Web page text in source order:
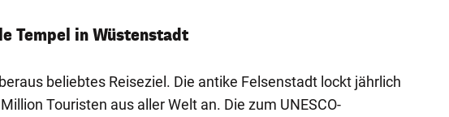
Tempel in Wüstenstadt
beliebtes Reiseziel. Die antike Felsenstadt lockt jährlich
Touristen aus aller Welt an. Die zum UNESCO-